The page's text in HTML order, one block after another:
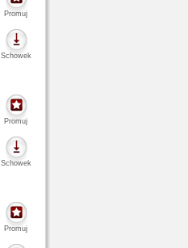
Promuj
Schowek
Promuj
Schowek
Promuj